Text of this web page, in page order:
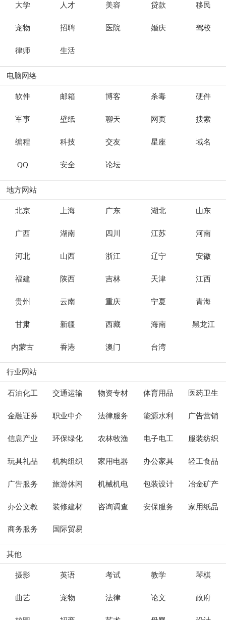
大学 人才 美容 贷款 移民
宠物 招聘 医院 婚庆 驾校
律师 生活
电脑网络
软件 邮箱 博客 杀毒 硬件
军事 壁纸 聊天 网页 搜索
编程 科技 交友 星座 域名
QQ 安全 论坛
地方网站
北京 上海 广东 湖北 山东
广西 湖南 四川 江苏 河南
河北 山西 浙江 辽宁 安徽
福建 陕西 吉林 天津 江西
贵州 云南 重庆 宁夏 青海
甘肃 新疆 西藏 海南 黑龙江
内蒙古 香港 澳门 台湾
行业网站
石油化工 交通运输 物资专材 体育用品 医药卫生
金融证券 职业中介 法律服务 能源水利 广告营销
信息产业 环保绿化 农林牧渔 电子电工 服装纺织
玩具礼品 机构组织 家用电器 办公家具 轻工食品
广告服务 旅游休闲 机械机电 包装设计 冶金矿产
办公文教 装修建材 咨询调查 安保服务 家用纸品
商务服务 国际贸易
其他
摄影 英语 考试 教学 琴棋
曲艺 宠物 法律 论文 政府